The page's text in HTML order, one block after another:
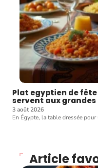
Plat egyptien de fête
servent aux grandes
3 août 2026
En Égypte, la table dressée
Article